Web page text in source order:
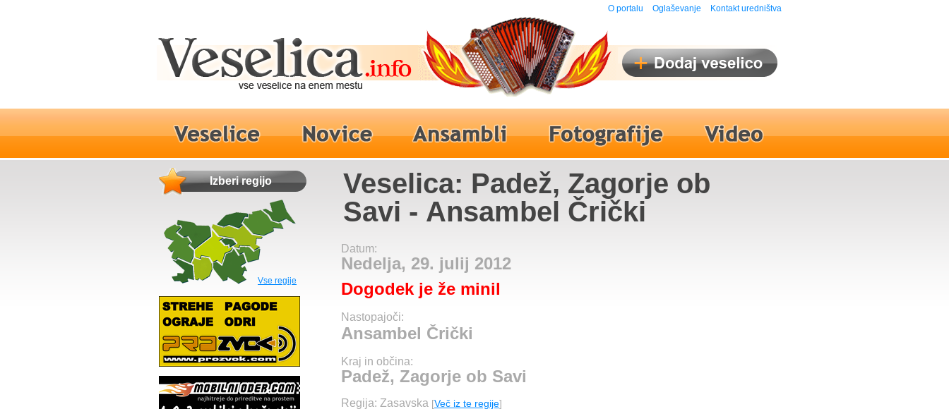
O portalu Oglaševanje Kontakt uredništva
Izberi regijo
Vse regije
Veselica: Padež, Zagorje ob
Savi - Ansambel Črički
Datum:
Nedelja, 29. julij 2012
Dogodek je že minil
Nastopajoči:
Ansambel Črički
Kraj in občina:
Padež, Zagorje ob Savi
Regija: Zasavska [Več iz te regije]